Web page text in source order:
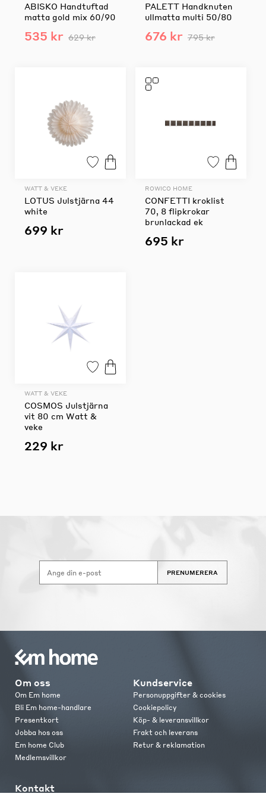
ABISKO Handtuftad
matta gold mix 60/90
535 kr 629 kr
PALETT Handknuten
ullmatta multi 50/80
676 kr 795 kr
WATT & VEKE
LOTUS Julstjärna 44
white
699 kr
ROWICO HOME
CONFETTI kroklist
70, 8 flipkrokar
brunlackad ek
695 kr
WATT & VEKE
COSMOS Julstjärna
vit 80 cm Watt &
veke
229 kr
PRENUMERERA
Om oss
Om Em home
Bli Em home-handlare
Presentkort
Jobba hos oss
Em home Club
Medlemsvillkor
Kundservice
Personuppgifter & cookies
Cookiepolicy
Köp- & leveransvillkor
Frakt och leverans
Retur & reklamation
Kontakt